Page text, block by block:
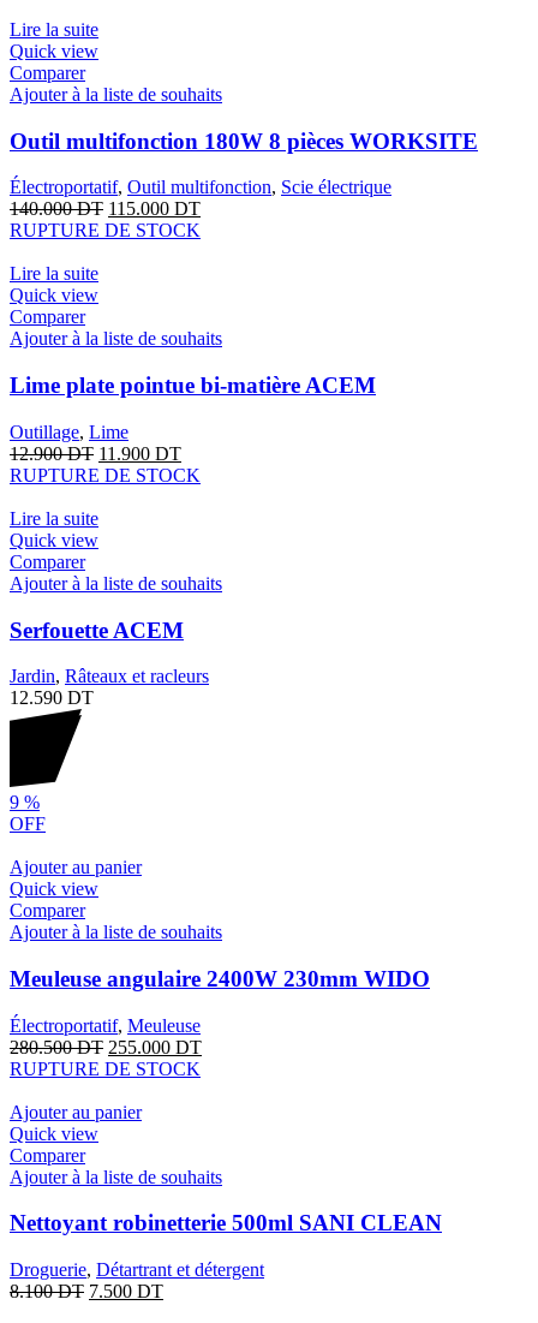
Lire la suite
Quick view
Comparer
Ajouter à la liste de souhaits
Outil multifonction 180W 8 pièces WORKSITE
Électroportatif, Outil multifonction, Scie électrique
140.000DT 115.000 DT
RUPTURE DE STOCK
Lire la suite
Quick view
Comparer
Ajouter à la liste de souhaits
Lime plate pointue bi-matière ACEM
Outillage, Lime
12.900DT 11.900 DT
RUPTURE DE STOCK
Lire la suite
Quick view
Comparer
Ajouter à la liste de souhaits
Serfouette ACEM
Jardin, Râteaux et racleurs
12.590 DT
9 %
OFF
Ajouter au panier
Quick view
Comparer
Ajouter à la liste de souhaits
Meuleuse angulaire 2400W 230mm WIDO
Électroportatif, Meuleuse
280.500DT 255.000 DT
RUPTURE DE STOCK
Ajouter au panier
Quick view
Comparer
Ajouter à la liste de souhaits
Nettoyant robinetterie 500ml SANI CLEAN
Droguerie, Détartrant et détergent
8.100DT 7.500 DT